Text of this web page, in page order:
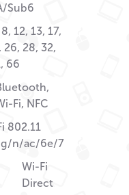
Sub6
12, 13, 17,
26, 28, 32,
66
Fi, NFC
802.11
n/ac/6e/7
Wi-Fi
Direct